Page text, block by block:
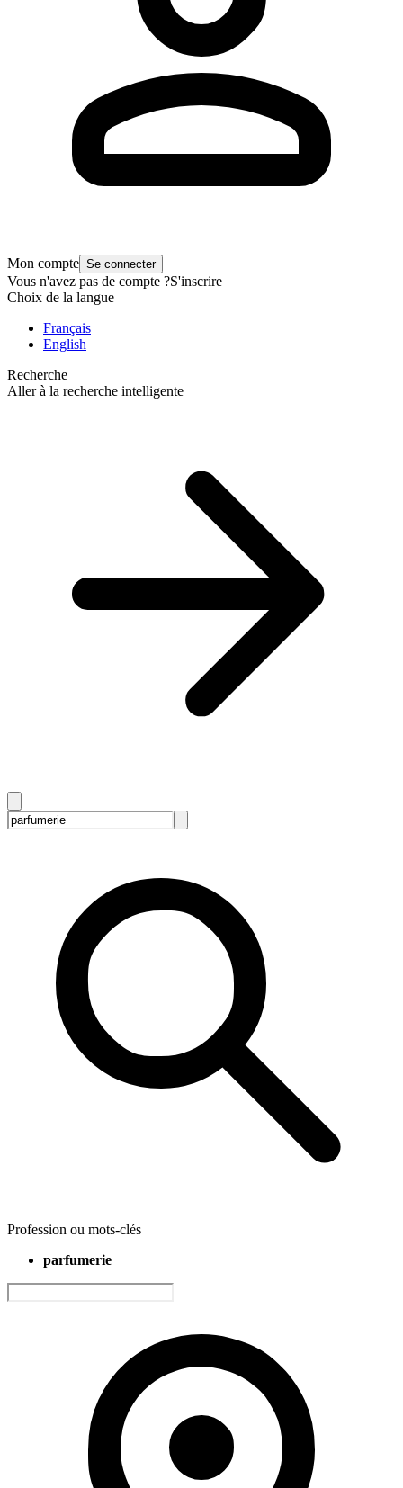
Mon compte Se connecter
Vous n'avez pas de compte ?S'inscrire
Choix de la langue
Français
English
Recherche
Aller à la recherche intelligente
Profession ou mots-clés
parfumerie